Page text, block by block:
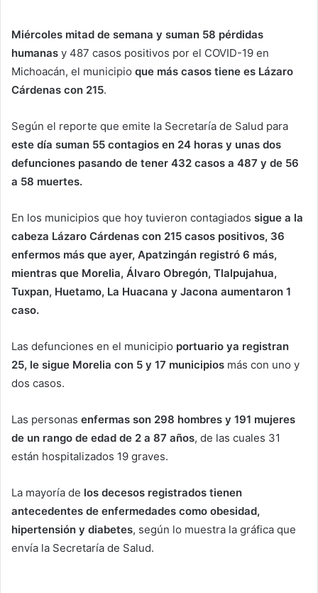
Miércoles mitad de semana y suman 58 pérdidas
humanas y 487 casos positivos por el COVID-19 en
Michoacán, el municipio que más casos tiene es Lázaro
Cárdenas con 215.
Según el reporte que emite la Secretaría de Salud para
este día suman 55 contagios en 24 horas y unas dos
defunciones pasando de tener 432 casos a 487 y de 56
a 58 muertes.
En los municipios que hoy tuvieron contagiados sigue a la
cabeza Lázaro Cárdenas con 215 casos positivos, 36
enfermos más que ayer, Apatzingán registró 6 más,
mientras que Morelia, Álvaro Obregón, Tlalpujahua,
Tuxpan, Huetamo, La Huacana y Jacona aumentaron 1
caso.
Las defunciones en el municipio portuario ya registran
25, le sigue Morelia con 5 y 17 municipios más con uno y
dos casos.
Las personas enfermas son 298 hombres y 191 mujeres
de un rango de edad de 2 a 87 años, de las cuales 31
están hospitalizados 19 graves.
La mayoría de los decesos registrados tienen
antecedentes de enfermedades como obesidad,
hipertensión y diabetes, según lo muestra la gráfica que
envía la Secretaría de Salud.